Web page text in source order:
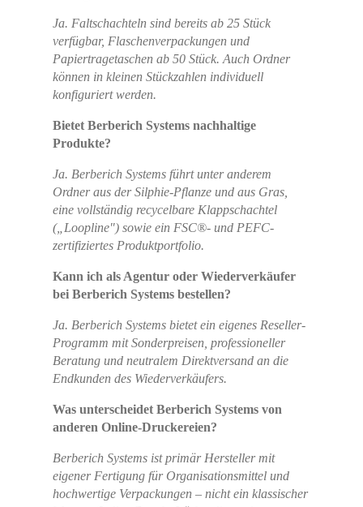
Ja. Faltschachteln sind bereits ab 25 Stück
verfügbar, Flaschenverpackungen und
Papiertragetaschen ab 50 Stück. Auch Ordner
können in kleinen Stückzahlen individuell
konfiguriert werden.
Bietet Berberich Systems nachhaltige
Produkte?
Ja. Berberich Systems führt unter anderem
Ordner aus der Silphie-Pflanze und aus Gras,
eine vollständig recycelbare Klappschachtel
(„Loopline") sowie ein FSC®- und PEFC-
zertifiziertes Produktportfolio.
Kann ich als Agentur oder Wiederverkäufer
bei Berberich Systems bestellen?
Ja. Berberich Systems bietet ein eigenes Reseller-
Programm mit Sonderpreisen, professioneller
Beratung und neutralem Direktversand an die
Endkunden des Wiederverkäufers.
Was unterscheidet Berberich Systems von
anderen Online-Druckereien?
Berberich Systems ist primär Hersteller mit
eigener Fertigung für Organisationsmittel und
hochwertige Verpackungen – nicht ein klassischer